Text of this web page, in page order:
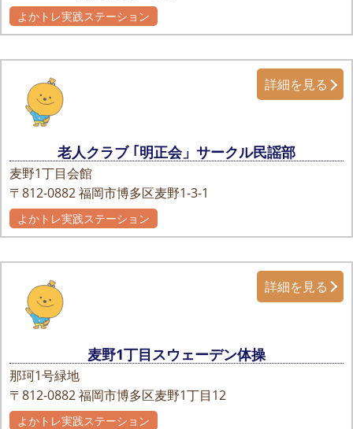
よかトレ実践ステーション
老人クラブ ｢明正会」サークル民謡部
麦野1丁目会館
〒812-0882福岡市博多区麦野1-3-1
詳細を見る
よかトレ実践ステーション
麦野1丁目スウェーデン体操
那珂1号緑地
〒812-0882福岡市博多区麦野1丁目12
詳細を見る
よかトレ実践ステーション